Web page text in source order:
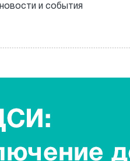
новости и события